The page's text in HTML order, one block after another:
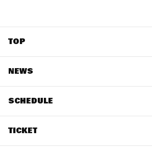
TOP
NEWS
SCHEDULE
TICKET